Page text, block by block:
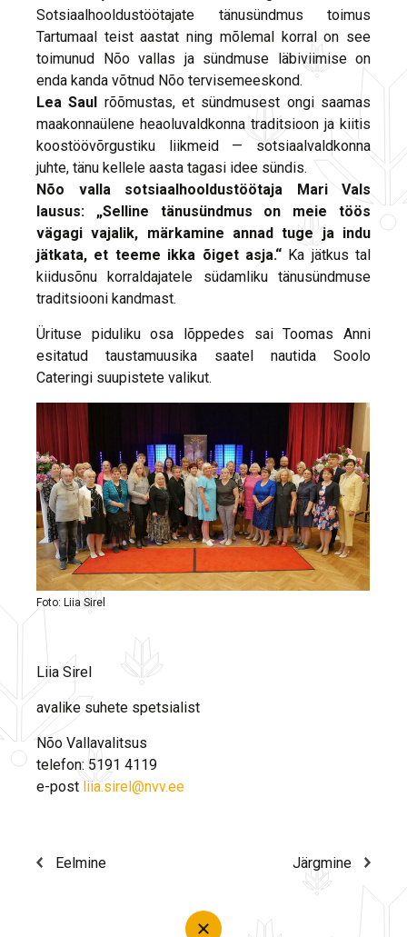
Sotsiaalhooldustöötajate tänusündmus toimus
Tartumaal teist aastat ning mõlemal korral on see
toimunud Nõo vallas ja sündmuse läbiviimise on
enda kanda võtnud Nõo tervisemeeskond.
Lea Saul rõõmustas, et sündmusest ongi saamas
maakonnaülene heaoluvaldkonna traditsioon ja kiitis
koostöövõrgustiku liikmeid — sotsiaalvaldkonna
juhte, tänu kellele aasta tagasi idee sündis.
Nõo valla sotsiaalhooldustöötaja Mari Vals
lausus: „Selline tänusündmus on meie töös
vägagi vajalik, märkamine annad tuge ja indu
jätkata, et teeme ikka õiget asja.“ Ka jätkus tal
kiidusõnu korraldajatele südamliku tänusündmuse
traditsiooni kandmast.
Ürituse piduliku osa lõppedes sai Toomas Anni
esitatud taustamuusika saatel nautida Soolo
Cateringi suupistete valikut.
Foto: Liia Sirel
Liia Sirel
avalike suhete spetsialist
Nõo Vallavalitsus
telefon: 5191 4119
e-post liia.sirel@nvv.ee
Eelmine Järgmine